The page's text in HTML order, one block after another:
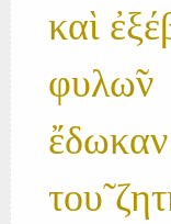
καὶ
του̃